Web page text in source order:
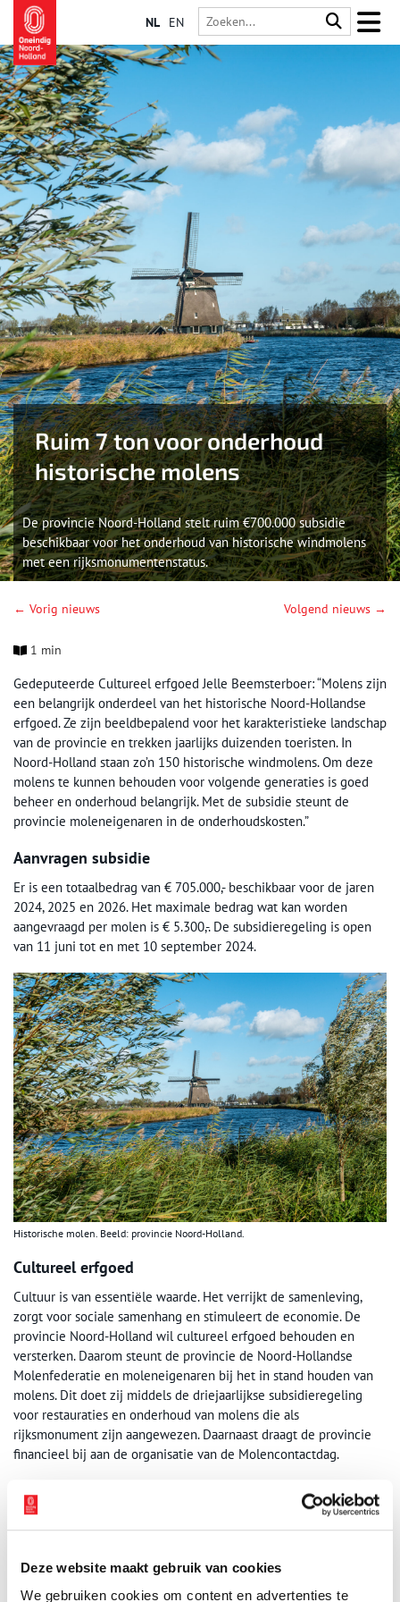
Deze website maakt gebruik van cookies
We gebruiken cookies om content en advertenties te
NL EN
Ruim 7 ton voor onderhoud
historische molens
De provincie Noord-Holland stelt ruim €700.000 subsidie
beschikbaar voor het onderhoud van historische windmolens
met een rijksmonumentenstatus.
← Vorig nieuws Volgend nieuws →
1 min
Gedeputeerde Cultureel erfgoed Jelle Beemsterboer: “Molens zijn
een belangrijk onderdeel van het historische Noord-Hollandse
erfgoed. Ze zijn beeldbepalend voor het karakteristieke landschap
van de provincie en trekken jaarlijks duizenden toeristen. In
Noord-Holland staan zo’n 150 historische windmolens. Om deze
molens te kunnen behouden voor volgende generaties is goed
beheer en onderhoud belangrijk. Met de subsidie steunt de
provincie moleneigenaren in de onderhoudskosten.”
Aanvragen subsidie
Er is een totaalbedrag van € 705.000,- beschikbaar voor de jaren
2024, 2025 en 2026. Het maximale bedrag wat kan worden
aangevraagd per molen is € 5.300,-. De subsidieregeling is open
van 11 juni tot en met 10 september 2024.
Historische molen. Beeld: provincie Noord-Holland.
Cultureel erfgoed
Cultuur is van essentiële waarde. Het verrijkt de samenleving,
zorgt voor sociale samenhang en stimuleert de economie. De
provincie Noord-Holland wil cultureel erfgoed behouden en
versterken. Daarom steunt de provincie de Noord-Hollandse
Molenfederatie en moleneigenaren bij het in stand houden van
molens. Dit doet zij middels de driejaarlijkse subsidieregeling
voor restauraties en onderhoud van molens die als
rijksmonument zijn aangewezen. Daarnaast draagt de provincie
financieel bij aan de organisatie van de Molencontactdag.
Subsidies
Bron:provincie Noord-Holland
Publicatiedatum: 29/05/2024